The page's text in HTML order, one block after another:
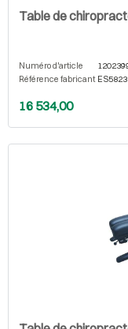
Table de
Numéro d'article
Référence fabricant ES5823
16 534,00